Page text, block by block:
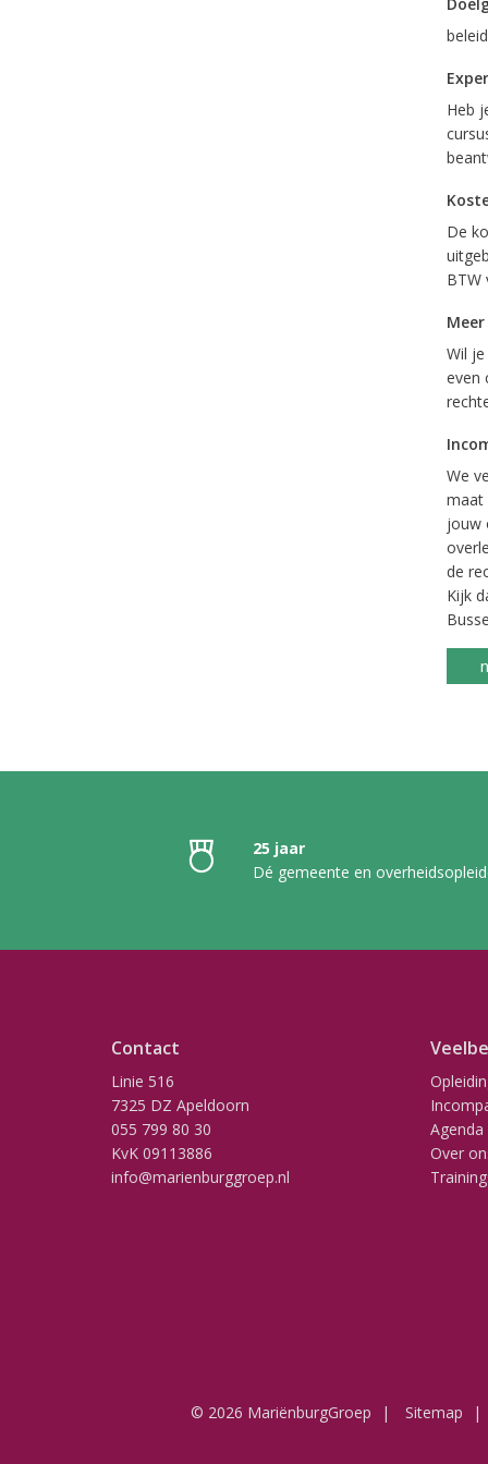
Heb
De
BTW
Wil
even
We
maat
jouw
de
Kijk
25 jaar
Dé gemeente en
Contact
Linie 516
7325 DZ Apeldoorn
055 799 80 30
KvK 09113886
info@marienburggroep.nl
Agenda
Over
© 2026 MariënburgGroep Sitemap